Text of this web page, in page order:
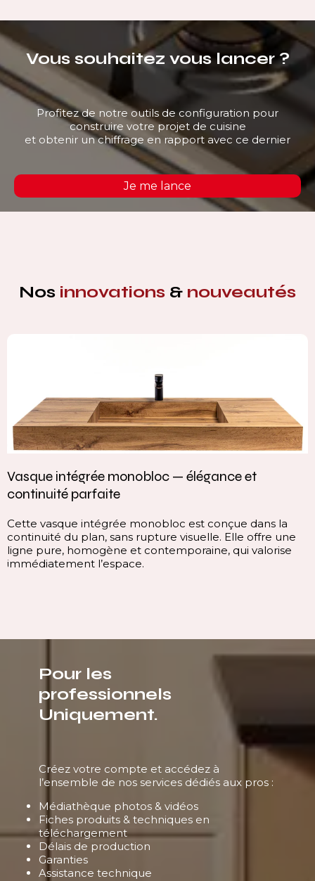
Vous souhaitez vous lancer ?
Profitez de notre outils de configuration pour
construire votre projet de cuisine
et obtenir un chiffrage en rapport avec ce dernier
Je me lance
Nos innovations & nouveautés
Vasque intégrée monobloc — élégance et
continuité parfaite
Cette vasque intégrée monobloc est conçue dans la
continuité du plan, sans rupture visuelle. Elle offre une
ligne pure, homogène et contemporaine, qui valorise
immédiatement l’espace.
Pour les
professionnels
Uniquement.
Créez votre compte et accédez à
l’ensemble de nos services dédiés aux pros :
Médiathèque photos & vidéos
Fiches produits & techniques en
téléchargement
Délais de production
Garanties
Assistance technique